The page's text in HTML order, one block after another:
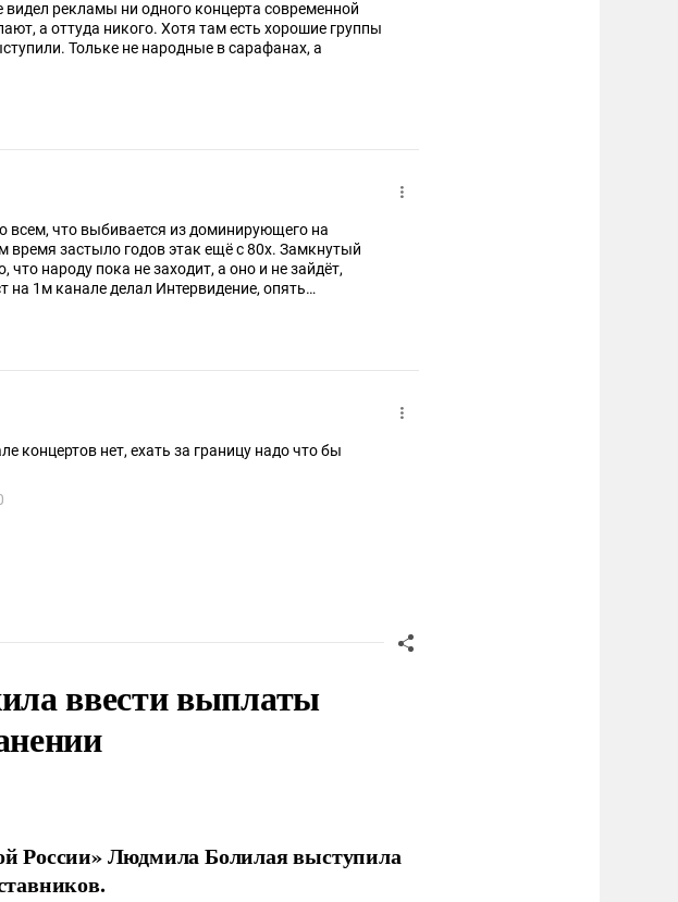
рекламы ни одного концерта современной
а оттуда никого. Хотя там есть хорошие группы
Тольке не народные в сарафанах, а
всем, что выбивается из доминирующего на
время застыло годов этак ещё с 80х. Замкнутый
что народу пока не заходит, а оно и не зайдёт,
на 1м канале делал Интервидение, опять
концертов нет, ехать за границу надо что бы
ввести выплаты
России» Людмила Болилая выступила